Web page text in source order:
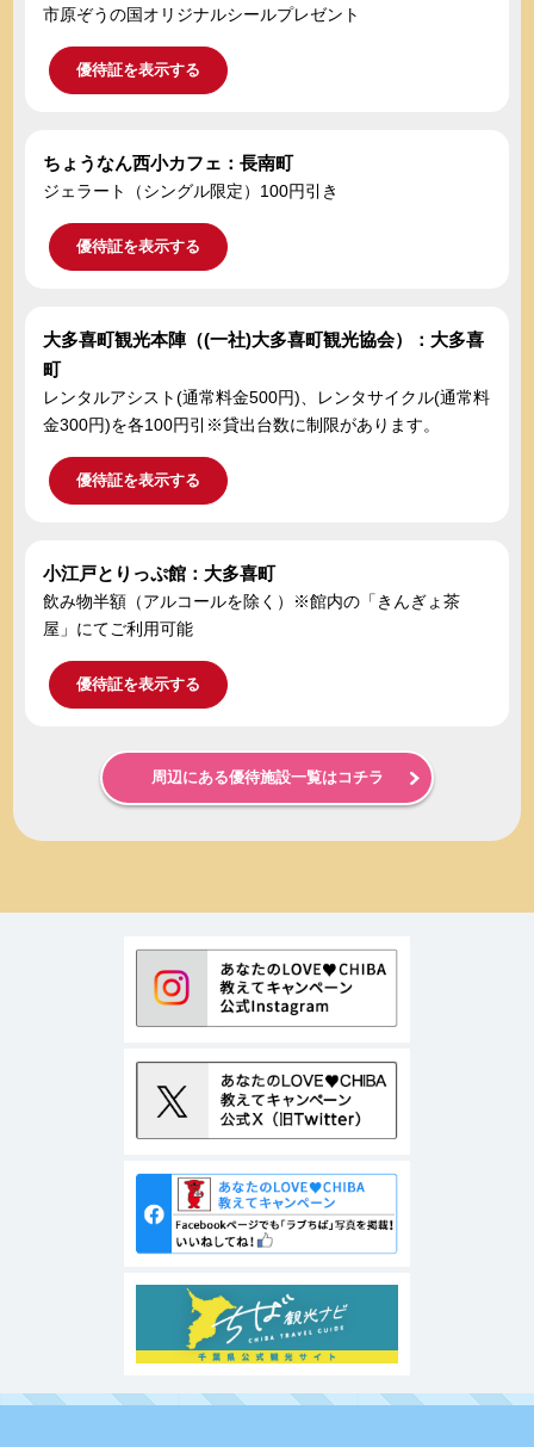
市原ぞうの国オリジナルシールプレゼント
優待証を表示する
ちょうなん西小カフェ：長南町
ジェラート（シングル限定）100円引き
優待証を表示する
大多喜町観光本陣（(一社)大多喜町観光協会）：大多喜
町
レンタルアシスト(通常料金500円)、レンタサイクル(通常料
金300円)を各100円引※貸出台数に制限があります。
優待証を表示する
小江戸とりっぷ館：大多喜町
飲み物半額（アルコールを除く）※館内の「きんぎょ茶
屋」にてご利用可能
優待証を表示する
周辺にある優待施設一覧はコチラ